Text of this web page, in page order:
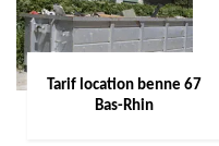
Tarif location benne 67
Bas-Rhin